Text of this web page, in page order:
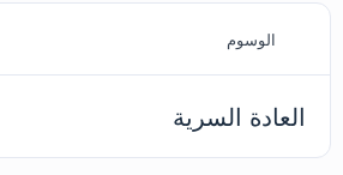
الوسوم
العادة السرية